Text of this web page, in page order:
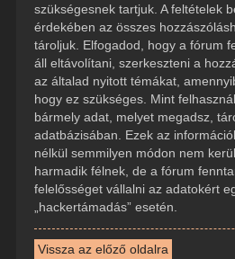
szükségesnek tartjuk. A feltételek
érdekében az összes
tároljuk. Elfogadod, hogy a fórum
áll eltávolítani, szerkeszteni a
az általad nyitott témákat,
hogy ez szükséges. Mint
bármely adat, melyet megadsz,
adatbázisában. Ezek az
nélkül semmilyen módon nem
harmadik félnek, de a fórum
felelősséget vállalni az adatokért
„hackertámadás” esetén.
Vissza az előző oldalra